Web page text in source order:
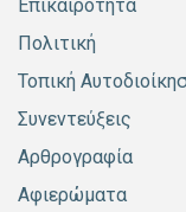
Επικαιρότητα
Πολιτική
Τοπική
Συνεντεύξεις
Αρθρογραφία
Αφιερώματα